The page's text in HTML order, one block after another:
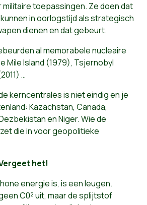
militaire toepassingen. Ze doen dat
in oorlogstijd als strategisch
dienen en dat gebeurt.
al memorabele nucleaire
Mile Island (1979), Tsjernobyl
…
kerncentrales is niet eindig en je
Kazachstan, Canada,
en Niger. Wie de
die in voor geopolitieke
het!
energie is, is een leugen.
C0² uit, maar de splijtstof